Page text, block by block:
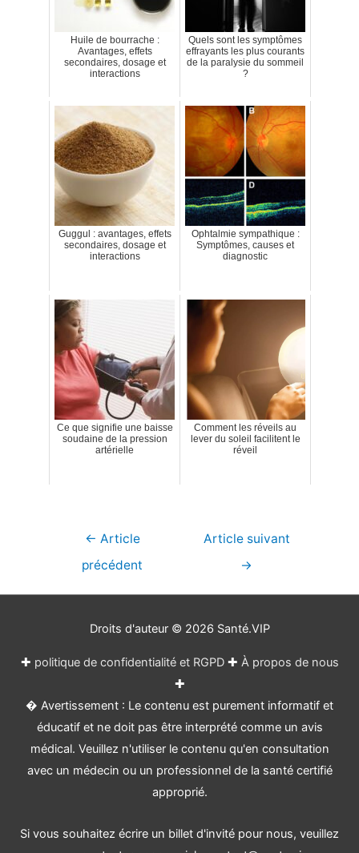
Huile de bourrache :
Avantages, effets
secondaires, dosage et
interactions
Quels sont les symptômes
effrayants les plus courants
de la paralysie du sommeil
?
Guggul : avantages, effets
secondaires, dosage et
interactions
Ophtalmie sympathique :
Symptômes, causes et
diagnostic
Ce que signifie une baisse
soudaine de la pression
artérielle
Comment les réveils au
lever du soleil facilitent le
réveil
Navigation
← Article
précédent
Article suivant
→
Droits d'auteur © 2026 Santé.VIP
✚ politique de confidentialité et RGPD✚ À propos de nous
✚
� Avertissement : Le contenu est purement informatif et
éducatif et ne doit pas être interprété comme un avis
médical. Veuillez n'utiliser le contenu qu'en consultation
avec un médecin ou un professionnel de la santé certifié
approprié.
Si vous souhaitez écrire un billet d'invité pour nous, veuillez